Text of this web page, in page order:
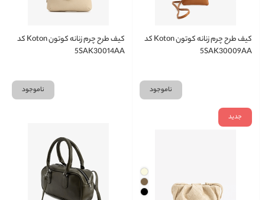
کیف طرح چرم زنانه کوتون Koton کد
5SAK30009AA
ناموجود
کیف طرح چرم زنانه کوتون Koton کد
5SAK30014AA
ناموجود
جدید